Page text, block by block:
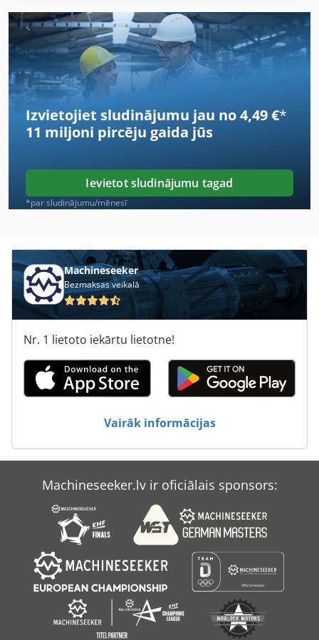
Izvietojiet sludinājumu jau no 4,49 €*
11 miljoni pircēju gaida jūs
Ievietot sludinājumu tagad
*par sludinājumu/mēnesī
Machineseeker
Bezmaksas veikalā
Nr. 1 lietoto iekārtu lietotne!
Vairāk informācijas
Machineseeker.lv ir oficiālais sponsors: